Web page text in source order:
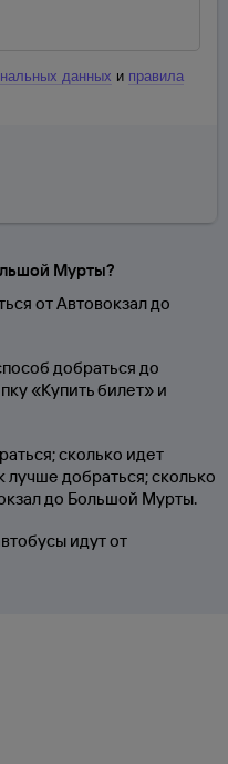
данных и правила
Мурты?
от Автовокзал до
добраться до
«Купить билет» и
сколько идет
лучше добраться; сколько
до Большой Мурты.
идут от